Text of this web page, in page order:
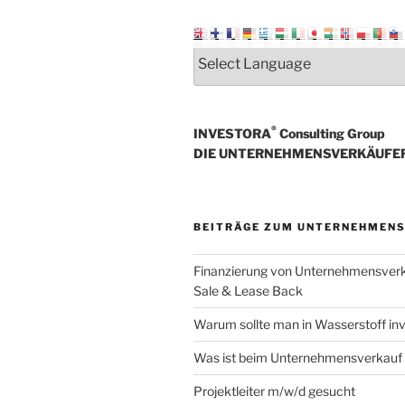
INVESTORA® Consulting Group
DIE
BEITRÄGE ZUM
Finanzierung von
Sale & Lease Back
Warum sollte man in Wasserstoff
Was ist beim Unternehmensverkauf
Projektleiter m/w/d gesucht